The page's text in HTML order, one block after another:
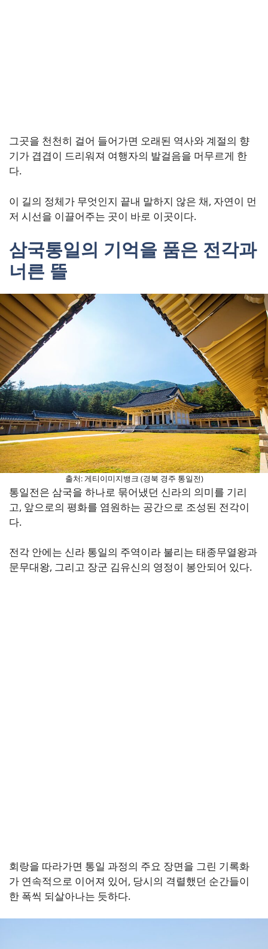
그곳을 천천히 걸어 들어가면 오래된 역사와 계절의 향
기가 겹겹이 드리워져 여행자의 발걸음을 머무르게 한
다.
이 길의 정체가 무엇인지 끝내 말하지 않은 채, 자연이 먼
저 시선을 이끌어주는 곳이 바로 이곳이다.
삼국통일의 기억을 품은 전각과
너른 뜰
출처: 게티이미지뱅크 (경북 경주 통일전)
통일전은 삼국을 하나로 묶어냈던 신라의 의미를 기리
고, 앞으로의 평화를 염원하는 공간으로 조성된 전각이
다.
전각 안에는 신라 통일의 주역이라 불리는 태종무열왕과
문무대왕, 그리고 장군 김유신의 영정이 봉안되어 있다.
회랑을 따라가면 통일 과정의 주요 장면을 그린 기록화
가 연속적으로 이어져 있어, 당시의 격렬했던 순간들이
한 폭씩 되살아나는 듯하다.